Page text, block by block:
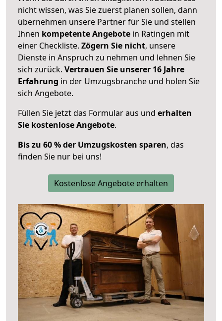
nicht wissen, was Sie zuerst planen sollen, dann
übernehmen unsere Partner für Sie und stellen
Ihnen kompetente Angebote in Ratingen mit
einer Checkliste. Zögern Sie nicht, unsere
Dienste in Anspruch zu nehmen und lehnen Sie
sich zurück. Vertrauen Sie unserer 16 Jahre
Erfahrung in der Umzugsbranche und holen Sie
sich Angebote.
Füllen Sie jetzt das Formular aus und erhalten
Sie kostenlose Angebote.
Bis zu 60 % der Umzugskosten sparen, das
finden Sie nur bei uns!
Kostenlose Angebote erhalten